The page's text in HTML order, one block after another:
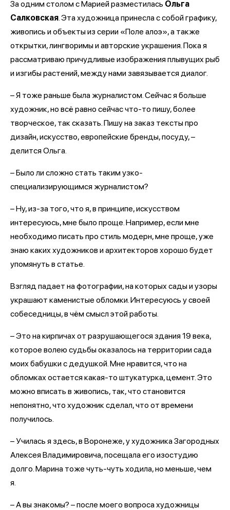
За одним столом с Марией разместилась Ольга
Салковская . Эта художница принесла с собой графику,
живопись и объекты из серии «Поле алоэ», а также
открытки, лингворимы и авторские украшения. Пока я
рассматриваю причудливые изображения плывущих рыб
и изгибы растений, между нами завязывается диалог.
– Я тоже раньше была журналистом. Сейчас я больше
художник, но всё равно сейчас что-то пишу, более
творческое, так сказать. Пишу на заказ тексты про
дизайн, искусство, европейские бренды, посуду, –
делится Ольга.
– Было ли сложно стать таким узко-
специализирующимся журналистом?
– Ну, из-за того, что я, в принципе, искусством
интересуюсь, мне было проще. Например, если мне
необходимо писать про стиль модерн, мне проще, уже
знаю каких художников и архитекторов хорошо будет
упомянуть в статье.
Взгляд падает на фотографии, на которых сады и узоры
украшают каменистые обломки. Интересуюсь у своей
собеседницы, в чём смысл этой работы.
– Это на кирпичах от разрушающегося здания 19 века,
которое волею судьбы оказалось на территории сада
моих бабушки с дедушкой. Мне нравится, что на
обломках остается какая-то штукатурка, цемент. Это
можно вписать в живопись, так, что становится
непонятно, что художник сделал, что от времени
получилось.
– Училась я здесь, в Воронеже, у художника Загородных
Алексея Владимировича, посещала его изостудию
долго. Марина тоже чуть-чуть ходила, но меньше, чем
я.
– А вы знакомы? – после моего вопроса художницы